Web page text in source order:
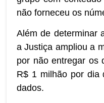
não forneceu os
Além de determinar
a Justiça ampliou a
por não entregar os
R$ 1 milhão por dia
dados.